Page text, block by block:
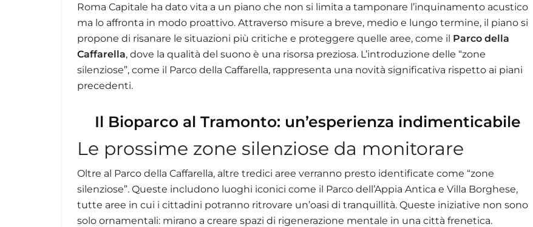
Roma Capitale ha dato vita a un piano che non si limita a tamponare l’inquinamento acustico
ma lo affronta in modo proattivo. Attraverso misure a breve, medio e lungo termine, il piano si
propone di risanare le situazioni più critiche e proteggere quelle aree, come il Parco della
Caffarella, dove la qualità del suono è una risorsa preziosa. L’introduzione delle “zone
silenziose”, come il Parco della Caffarella, rappresenta una novità significativa rispetto ai piani
precedenti.
Il Bioparco al Tramonto: un’esperienza indimenticabile
Le prossime zone silenziose da monitorare
Oltre al Parco della Caffarella, altre tredici aree verranno presto identificate come “zone
silenziose”. Queste includono luoghi iconici come il Parco dell’Appia Antica e Villa Borghese,
tutte aree in cui i cittadini potranno ritrovare un’oasi di tranquillità. Queste iniziative non sono
solo ornamentali: mirano a creare spazi di rigenerazione mentale in una città frenetica.